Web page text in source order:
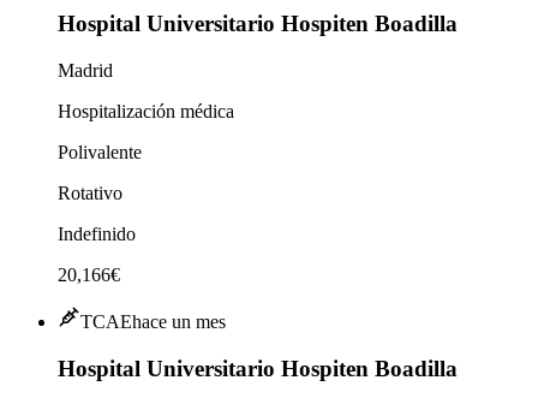
Hospital Universitario Hospiten Boadilla
Madrid
Hospitalización médica
Polivalente
Rotativo
Indefinido
20,166€
TCAEhace un mes
Hospital Universitario Hospiten Boadilla